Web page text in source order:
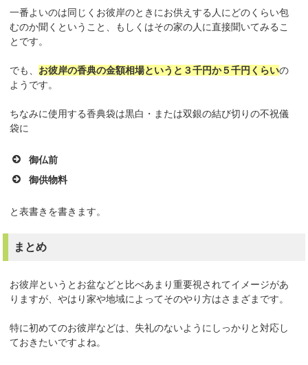
一番よいのは同じくお彼岸のときにお供えする人にどのくらい包
むのか聞くということ、もしくはその家の人に直接聞いてみるこ
とです。
でも、 お彼岸の香典の金額相場というと３千円か５千円くらいの
ようです。
ちなみに使用する香典袋は黒白・または双銀の結び切りの不祝儀
袋に
御仏前
御供物料
と表書きを書きます。
まとめ
お彼岸というとお盆などと比べあまり重要視されてイメージがあ
りますが、やはり家や地域によってそのやり方はさまざまです。
特に初めてのお彼岸などは、失礼のないようにしっかりと対応し
ておきたいですよね。